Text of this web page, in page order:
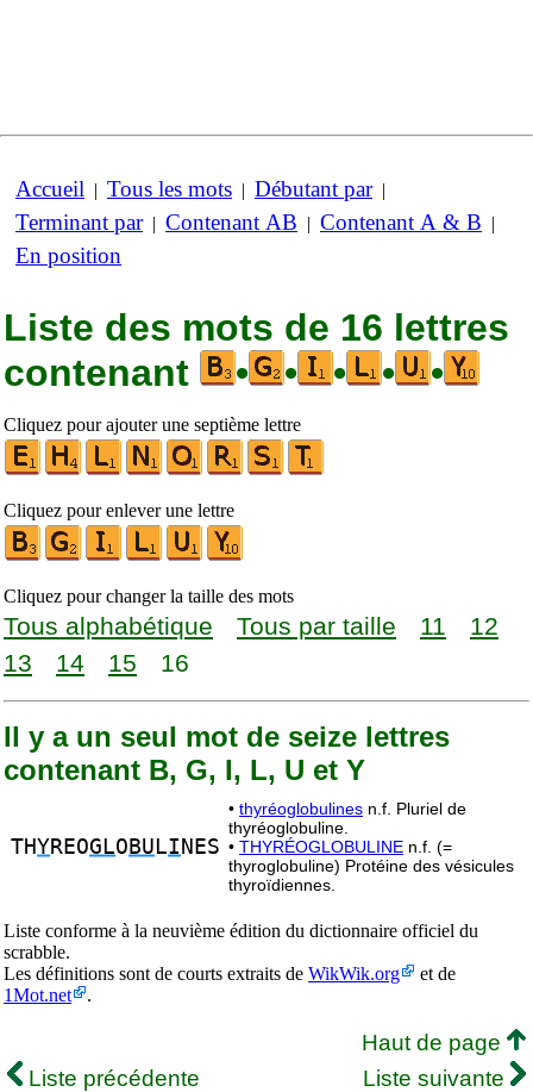
Accueil | Tous les mots | Débutant par|
Terminant par| Contenant AB | Contenant A & B |
En position
Liste des mots de 16 lettres
contenant
• • • • •
Cliquez pour ajouter une septième lettre
Cliquez pour enlever une lettre
Cliquez pour changer la taille des mots
Tous alphabétique Tous par taille 11
12
13
14 15 16
Il y a un seul mot de seize lettres
contenant B, G, I, L, U et Y
THYREOGLO BU LI NES
• thyréoglobulines n.f. Pluriel de
thyréoglobuline.
• THYRÉOGLOBULINE n.f. (=
thyroglobuline) Protéine des vésicules
thyroïdiennes.
Liste conforme à la neuvième édition du dictionnaire officiel du
scrabble.
Les définitions sont de courts extraits de WikWik.org
et de
1Mot.net
.
Haut de page
Liste précédente
Liste suivante